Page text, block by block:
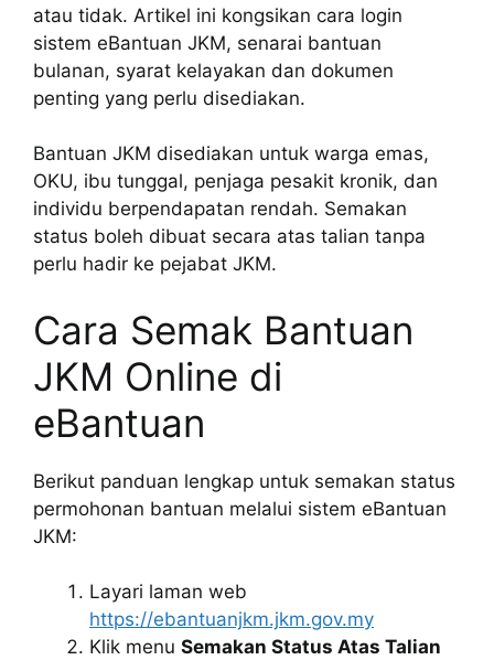
atau tidak. Artikel ini kongsikan cara login
sistem eBantuan JKM, senarai bantuan
bulanan, syarat kelayakan dan dokumen
penting yang perlu disediakan.
Bantuan JKM disediakan untuk warga emas,
OKU, ibu tunggal, penjaga pesakit kronik, dan
individu berpendapatan rendah. Semakan
status boleh dibuat secara atas talian tanpa
perlu hadir ke pejabat JKM.
Cara Semak Bantuan
JKM Online di
eBantuan
Berikut panduan lengkap untuk semakan status
permohonan bantuan melalui sistem eBantuan
JKM:
Layari laman web
https://ebantuanjkm.jkm.gov.my
Klik menu Semakan Status Atas Talian